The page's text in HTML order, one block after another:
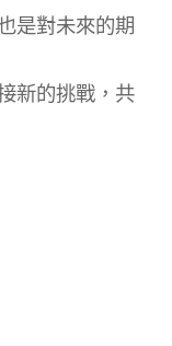
是對未來的期
新的挑戰，共